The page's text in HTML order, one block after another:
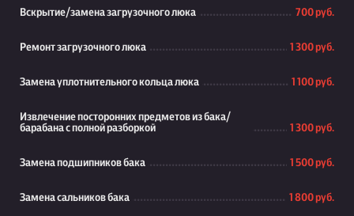
Вскрытие/замена загрузочного люка 700 руб.
Ремонт загрузочного люка 1 300 руб.
Замена уплотнительного кольца люка 1 100 руб.
Извлечение посторонних предметов из бака/
барабана с полной разборкой
1 300 руб.
Замена подшипников бака 1 500 руб.
Замена сальников бака 1 800 руб.